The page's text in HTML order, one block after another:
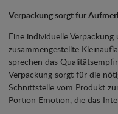
Verpackung sorgt für
Eine individuelle
zusammengestellte
sprechen das
Verpackung sorgt für die
Schnittstelle vom Produkt
Portion Emotion, die das